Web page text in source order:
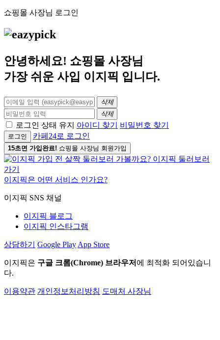
쇼핑몰 사장님 로그인
안녕하세요! 쇼핑몰 사장님
가장 쉬운 사입 이지픽 입니다.
삭제
삭제
로그인 상태 유지 아이디 찾기 비밀번호 찾기
로그인 카페24로 로그인
15초면 가입완료! 쇼핑몰 사장님 회원가입
이지픽은 어떤 서비스 인가요?
이지픽 SNS 채널
이지픽 블로그
이지픽 인스타그램
상담하기 Google Play App Store
이지픽은 구글 크롬(Chrome) 브라우저 에 최적화 되어있습니
다.
이용약관 개인정보처리방침 도매처 사장님